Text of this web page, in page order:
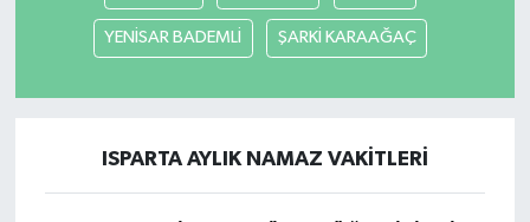
YENİSAR BADEMLİ ŞARKİ KARAAĞAÇ
ISPARTA AYLIK NAMAZ VAKITLERI